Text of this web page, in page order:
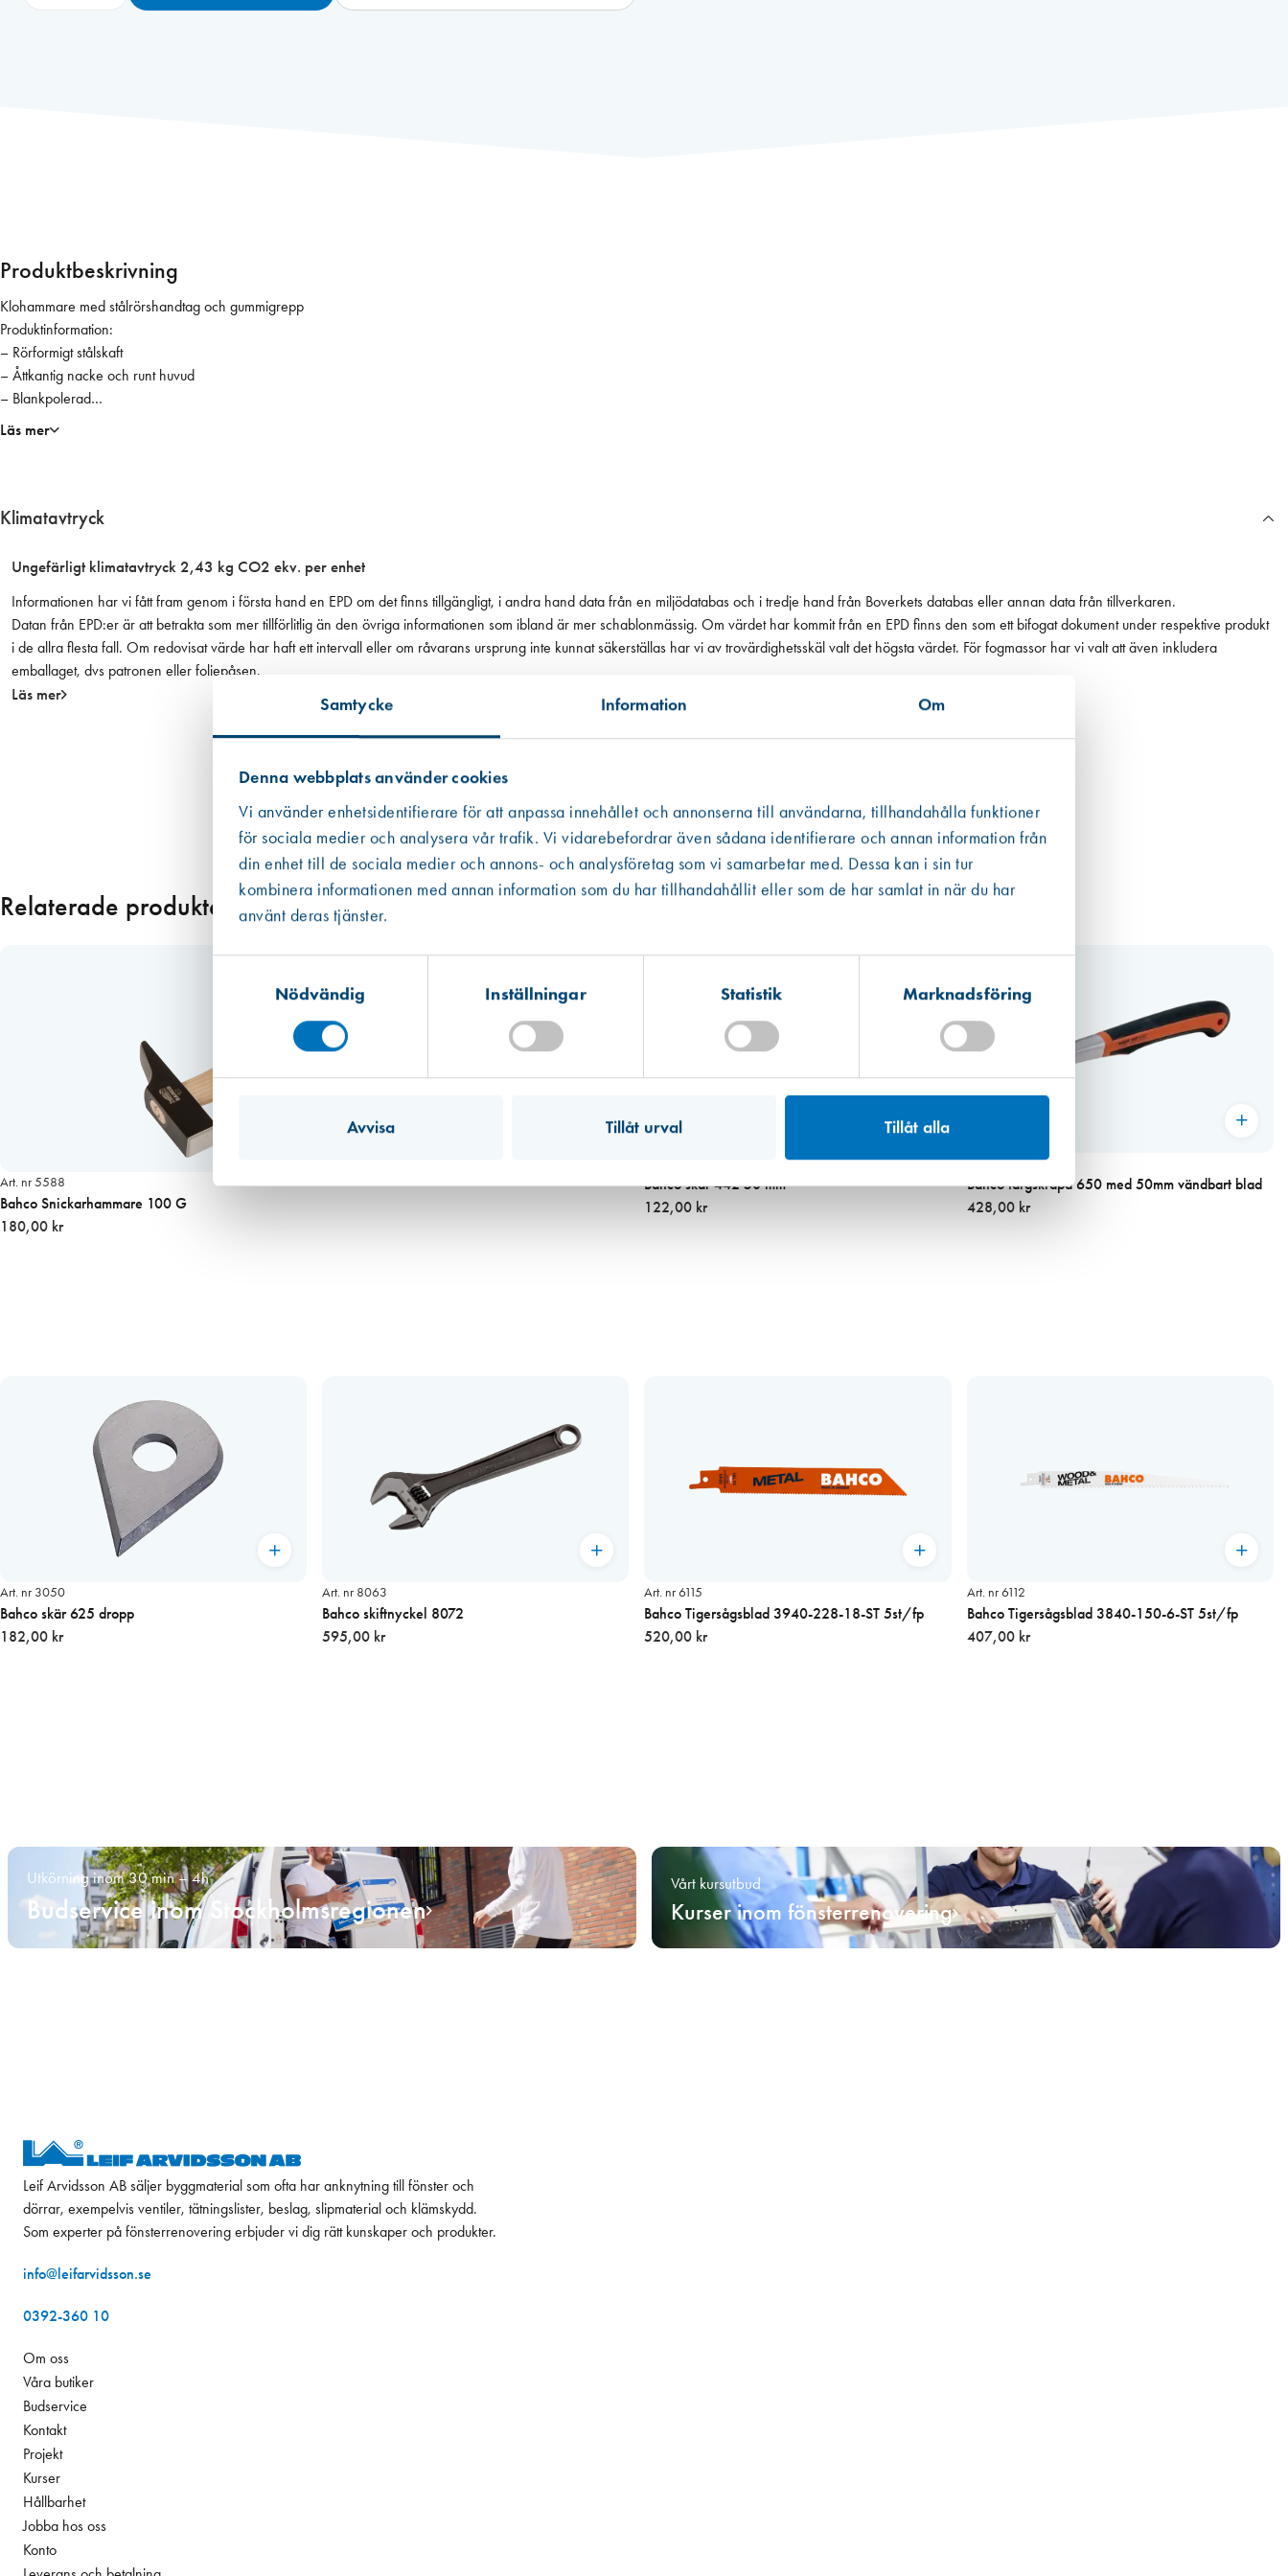
Samtycke Information Om
Denna webbplats använder cookies
Vi använder enhetsidentifierare för att anpassa innehållet och annonserna till användarna, tillhandahålla funktioner
för sociala medier och analysera vår trafik. Vi vidarebefordrar även sådana identifierare och annan information från
din enhet till de sociala medier och annons- och analysföretag som vi samarbetar med. Dessa kan i sin tur
kombinera informationen med annan information som du har tillhandahållit eller som de har samlat in när du har
använt deras tjänster.
Nödvändig
Inställningar Statistik Marknadsföring
Avvisa Tillåt urval Tillåt alla
2
9
m
ä
n
g
Klimatavtryck
Ungefärligt klimatavtryck 2,43 kg CO2 ekv. per enhet
Informationen har vi fått fram genom i första hand en EPD om det finns tillgängligt, i andra hand data från en miljödatabas och i tredje hand från Boverkets databas eller annan data från tillverkaren.
Datan från EPD:er är att betrakta som mer tillförlitlig än den övriga informationen som ibland är mer schablonmässig. Om värdet har kommit från en EPD finns den som ett bifogat dokument under respektive produkt
i de allra flesta fall. Om redovisat värde har haft ett intervall eller om råvarans ursprung inte kunnat säkerställas har vi av trovärdighetsskäl valt det högsta värdet. För fogmassor har vi valt att även inkludera
emballaget, dvs patronen eller foliepåsen.
Läs mer
Produktbeskrivning
Klohammare med stålrörshandtag och gummigrepp
Produktinformation:
– Rörformigt stålskaft
– Åttkantig nacke och runt huvud
– Blankpolerad
– Bekvämt handtag med mjukt grepp
Läs mer
Relaterade produkter
Art. nr 5588
Bahco Snickarhammare 100 G
180,00 kr
Bahco skär 442 50 mm
122,00 kr
Art. nr 3046
Bahco färgskrapa 650 med 50mm vändbart blad
428,00 kr
Art. nr 3050
Bahco skär 625 dropp
182,00 kr
Art. nr 8063
Bahco skiftnyckel 8072
595,00 kr
Art. nr 6115
Bahco Tigersågsblad 3940-228-18-ST 5st/fp
520,00 kr
Art. nr 6112
Bahco Tigersågsblad 3840-150-6-ST 5st/fp
407,00 kr
Utkörning inom 30 min – 4h
Budservice inom Stockholmsregionen
Vårt kursutbud
Kurser inom fönsterrenovering
Leif Arvidsson AB säljer byggmaterial som ofta har anknytning till fönster och
dörrar, exempelvis ventiler, tätningslister, beslag, slipmaterial och klämskydd.
Som experter på fönsterrenovering erbjuder vi dig rätt kunskaper och produkter.
info@leifarvidsson.se
0392-360 10
Om oss
Våra butiker
Budservice
Kontakt
Projekt
Kurser
Hållbarhet
Jobba hos oss
Konto
Västberga
Finns i lager (2 st)
Hitta hit
Mullsjö (lager)
Förväntad leverans: 2026-08-28
Hitta hit